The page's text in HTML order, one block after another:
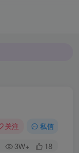
关注 私信
3W+ 18